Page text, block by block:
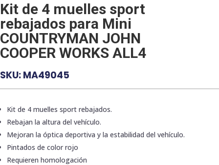
Kit de 4 muelles sport
rebajados para Mini
COUNTRYMAN JOHN
COOPER WORKS ALL4
SKU:MA49045
Kit de 4 muelles sport rebajados.
Rebajan la altura del vehículo.
Mejoran la óptica deportiva y la estabilidad del vehículo.
Pintados de color rojo
Requieren homologación